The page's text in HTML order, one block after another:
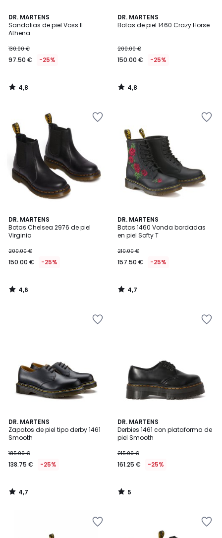
DR. MARTENS
Sandalias de piel Voss II
Athena
130.00 €
97.50 € -25%
4,8
/ 5
4,8
/
DR. MARTENS
Botas de piel 1460 Crazy Horse
200.00 €
150.00 € -25%
4,8
/ 5
4,8
/
DR. MARTENS
Botas Chelsea 2976 de piel
Virginia
200.00 €
150.00 € -25%
4,6
/ 5
4,6
/
DR. MARTENS
Botas 1460 Vonda bordadas
en piel Softy T
210.00 €
157.50 € -25%
4,7
/ 5
4,7
/
DR. MARTENS
Zapatos de piel tipo derby 1461
Smooth
185.00 €
138.75 € -25%
4,7
/ 5
4,7
/
DR. MARTENS
Derbies 1461 con plataforma de
piel Smooth
215.00 €
161.25 € -25%
5
/
5
5
/